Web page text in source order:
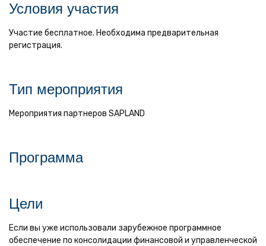
Условия участия
Участие бесплатное. Необходима предварительная
регистрация.
Тип мероприятия
Мероприятия партнеров SAPLAND
Программа
Цели
Если вы уже использовали зарубежное программное
обеспечение по консолидации финансовой и управленческой